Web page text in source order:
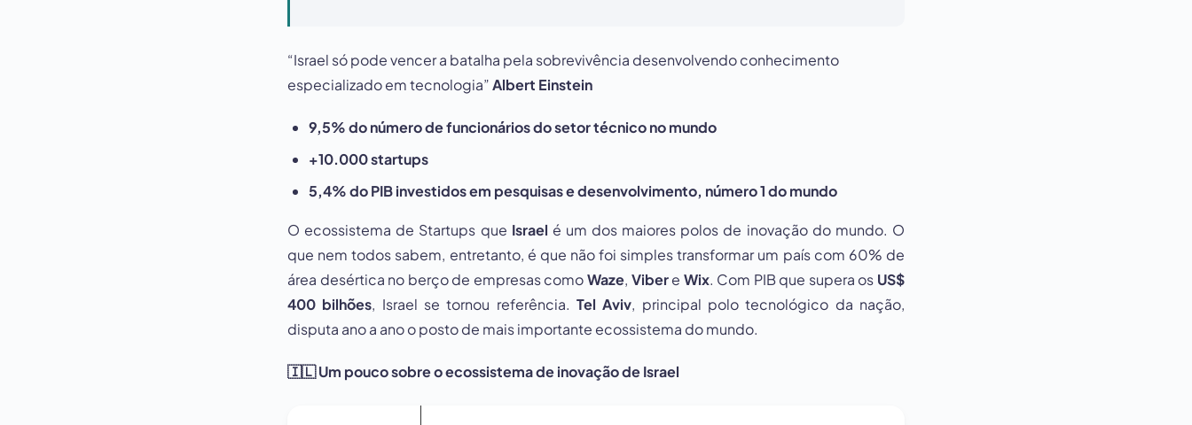
“Israel só pode vencer a batalha pela sobrevivência desenvolvendo conhecimento
especializado em tecnologia”Albert Einstein
9,5% do número de funcionários do setor técnico no mundo
+10.000 startups
5,4% do PIB investidos em pesquisas e desenvolvimento, número 1 do mundo
O ecossistema de Startups que Israel é um dos maiores polos de inovação do mundo. O
que nem todos sabem, entretanto, é que não foi simples transformar um país com 60% de
área desértica no berço de empresas comoWaze, Vibere Wix. Com PIB que supera os US$
400 bilhões, Israel se tornou referência.Tel Aviv, principal polo tecnológico da nação,
disputa ano a ano o posto de mais importante ecossistema do mundo.
🇮🇱Um pouco sobre o ecossistema de inovação de Israel